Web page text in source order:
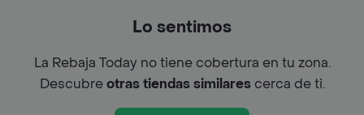
Lo sentimos
La Rebaja Today no tiene cobertura en tu zona.
Descubreotras tiendas similarescerca de ti.